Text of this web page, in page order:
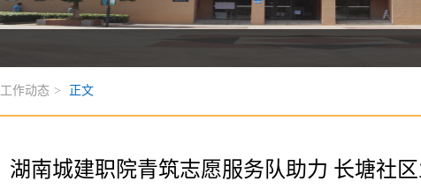
工作动态 > 正文
湖南城建职院青筑志愿服务队助力 长塘社